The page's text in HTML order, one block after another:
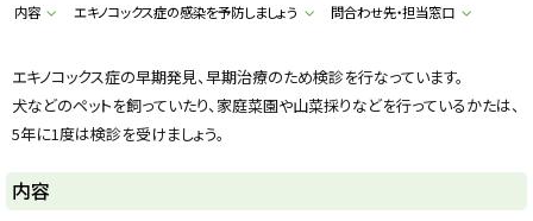
d
u
k
a
a
a
c
i
内容
エキノコックス症の感染を予防しましょう 問合わせ先・担当窓口
エキノコックス症の早期発見、早期治療のため検診を行なっています。
犬などのペットを飼っていたり、家庭菜園や山菜採りなどを行っているかたは、
5年に1度は検診を受けましょう。
内容